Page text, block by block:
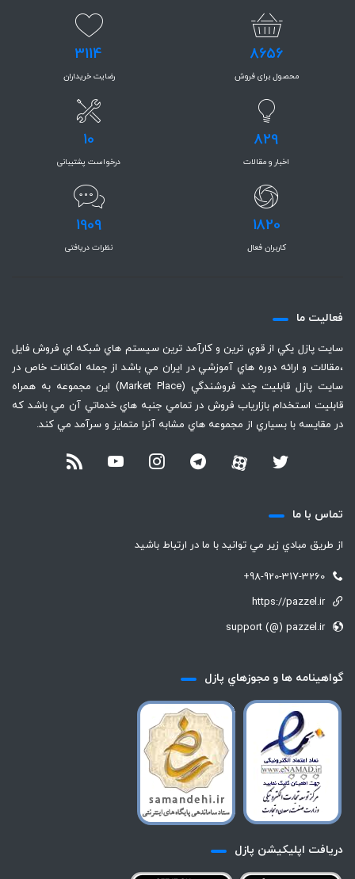
8656
محصول برای فروش
3114
رضایت خریداران
829
اخبار و مقالات
10
درخواست پشتیبانی
1820
کاربران فعال
1909
نظرات دریافتی
فعاليت ما
سايت پازل يكي از قوي ترين و كارآمد ترين سيستم هاي شبكه اي فروش فايل
،‌مقالات و ارائه دوره هاي آموزشي در ايران مي باشد از جمله امكانات خاص در
سايت پازل قابليت چند فروشندگي (Market Place) اين مجموعه به همراه
قابليت استخدام بازارياب فروش در تمامي جنبه هاي خدماتي آن مي باشد كه
در مقايسه با بسياري از مجموعه هاي مشابه آنرا متمايز و سرآمد مي كند.
تماس با ما
از طريق مبادي زير مي توانيد با ما در ارتباط باشيد
+98-920-317-3260
https://pazzel.ir
support (@) pazzel.ir
گواهينامه ها و مجوزهاي پازل
دريافت اپليكيشن پازل